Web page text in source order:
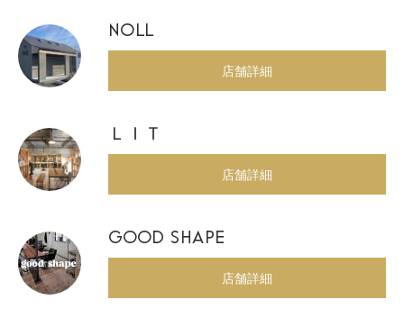
NOLL
店舗詳細
ＬＩＴ
店舗詳細
GOOD SHAPE
店舗詳細